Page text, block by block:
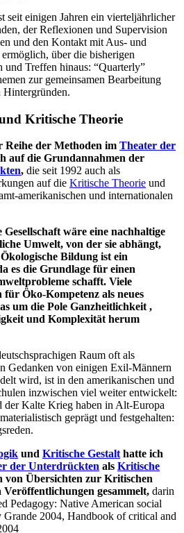
seit einigen Jahren ein vierteljährlicher
der Reflexionen und Supervision
und den Kontakt mit Aus- und
über die bisherigen
und Treffen hinaus: “Quarterly”
zur gemeinsamen Bearbeitung
Hintergründen.
Kritische Theorie
Reihe der Methoden im Theater der
auf die Grundannahmen der
, die seit 1992 auch als
auf die Kritische Theorie und
amerikanischen und internationalen
wäre eine nachhaltige
Umwelt, von der sie abhängt,
Bildung ist ein
es die Grundlage für einen
schafft. Viele
für Öko-Kompetenz als neues
um die Pole Ganzheitlichkeit ,
und Komplexität herum
Raum oft als
Gedanken von einigen Exil-Männern
wird, ist in den amerikanischen und
inzwischen viel weiter entwickelt:
Kalte Krieg haben in Alt-Europa
geprägt und festgehalten:
und Kritische Gestalt hatte ich
der Unterdrückten als Kritische
von Übersichten zur Kritischen
gesammelt, darin
Pedagogy: Native American social
2004, Handbook of critical and